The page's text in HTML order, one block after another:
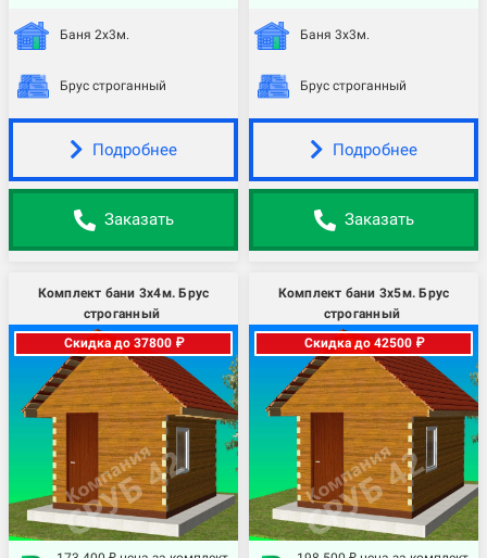
Баня 2х3м.
Брус строганный
Подробнее
Заказать
Баня 3х3м.
Брус строганный
Подробнее
Заказать
Комплект бани 3х4м. Брус
строганный
Скидка до 37800 ₽
Комплект бани 3х5м. Брус
строганный
Скидка до 42500 ₽